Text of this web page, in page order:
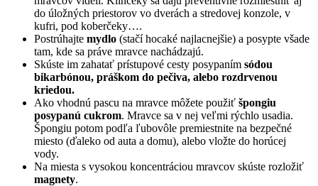
do úložných priestorov vo dverách a stredovej konzole, v
kufri, pod koberčeky….
Postrúhajte mydlo (stačí hocaké najlacnejšie) a posypte všade
tam, kde sa práve mravce nachádzajú.
Skúste im zahatať prístupové cesty posypaním sódou
bikarbónou, práškom do pečiva, alebo rozdrvenou
kriedou.
Ako vhodnú pascu na mravce môžete použiť špongiu
posypanú cukrom. Mravce sa v nej veľmi rýchlo usadia.
Špongiu potom podľa ľubovôle premiestnite na bezpečné
miesto (ďaleko od auta a domu), alebo vložte do horúcej
vody.
Na miesta s vysokou koncentráciou mravcov skúste rozložiť
magnety.